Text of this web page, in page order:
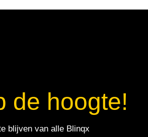
de hoogte!
blijven van alle Blinqx